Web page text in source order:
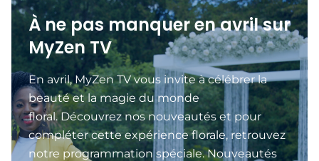
À ne pas manquer en avril sur
MyZen TV
En avril, MyZen TV vous invite à célébrer la
beauté et la magie du monde
floral. Découvrez nos nouveautés et pour
compléter cette expérience florale, retrouvez
notre programmation spéciale. Nouveautés